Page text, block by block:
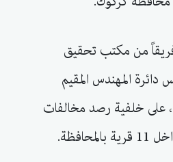
فريقاً من مكتب تحقيق
المهندس المقيم
على خلفية رصد مخالفات